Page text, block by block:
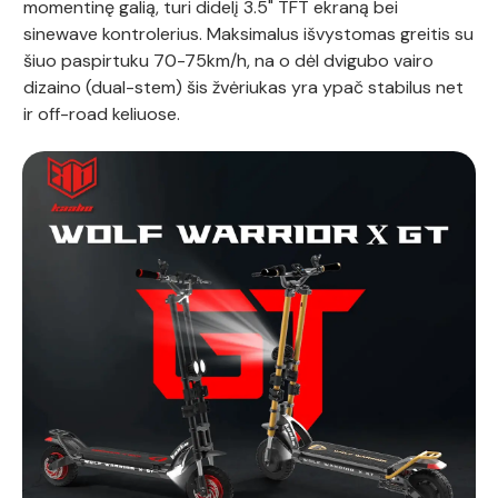
momentinę galią, turi didelį 3.5" TFT ekraną bei
sinewave kontrolerius. Maksimalus išvystomas greitis su
šiuo paspirtuku 70-75km/h, na o dėl dvigubo vairo
dizaino (dual-stem) šis žvėriukas yra ypač stabilus net
ir off-road keliuose.